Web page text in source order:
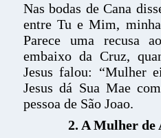
Nas bodas de Cana
entre Tu e Mim,
Parece uma recusa
embaixo da Cruz,
Jesus falou: “Mulher
Jesus dá Sua Mae
pessoa de São Joao.
2. A Mulher de